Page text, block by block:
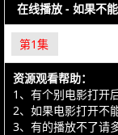
在线播放 - 如果不
第1集
资源观看帮助：
1、有个别电影打开
2、如果电影打开不
3、有的播放不了请